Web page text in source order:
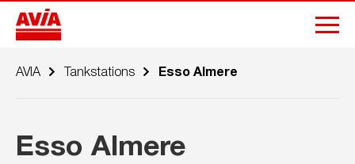
AVIA Tankstations Esso Almere
Esso Almere